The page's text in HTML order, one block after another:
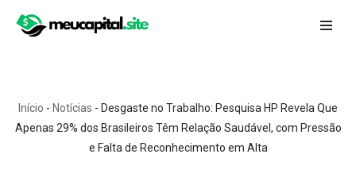
conteúdo
Início - Notícias - Desgaste no Trabalho: Pesquisa HP Revela Que
Apenas 29% dos Brasileiros Têm Relação Saudável, com Pressão
e Falta de Reconhecimento em Alta